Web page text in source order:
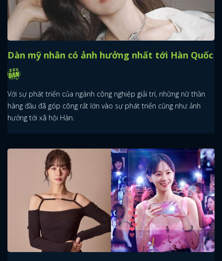
Dàn mỹ nhân có ảnh hưởng nhất tới Hàn Quốc
Với sự phát triển của ngành công nghiệp giải trí, những nữ thần
hàng đầu đã góp công rất lớn vào sự phát triển cũng như ảnh
hưởng tới xã hội Hàn.